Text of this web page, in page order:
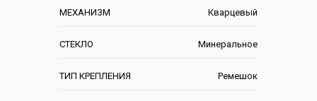
МЕХАНИЗМ Кварцевый
СТЕКЛО Минеральное
ТИП КРЕПЛЕНИЯ Ремешок